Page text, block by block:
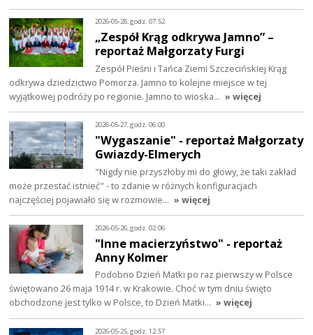
2026-05-28, godz. 07:52
„Zespół Krąg odkrywa Jamno” –
reportaż Małgorzaty Furgi
Zespół Pieśni i Tańca Ziemi Szczecińskiej Krąg
odkrywa dziedzictwo Pomorza. Jamno to kolejne miejsce w tej
wyjątkowej podróży po regionie. Jamno to wioska… » więcej
2026-05-27, godz. 06:00
"Wygaszanie" - reportaż Małgorzaty
Gwiazdy-Elmerych
"Nigdy nie przyszłoby mi do głowy, że taki zakład
może przestać istnieć" - to zdanie w różnych konfiguracjach
najczęściej pojawiało się w rozmowie… » więcej
2026-05-26, godz. 02:06
"Inne macierzyństwo" - reportaż
Anny Kolmer
Podobno Dzień Matki po raz pierwszy w Polsce
świętowano 26 maja 1914 r. w Krakowie. Choć w tym dniu święto
obchodzone jest tylko w Polsce, to Dzień Matki… » więcej
2026-05-25, godz. 12:57